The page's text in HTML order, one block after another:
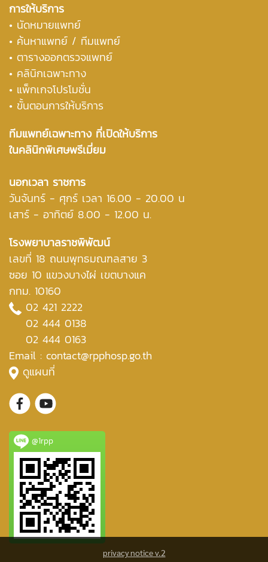
การให้บริการ
• นัดหมายแพทย์
• ค้นหาแพทย์ / ทีมแพทย์
• ตารางออกตรวจแพทย์
• คลินิกเฉพาะทาง
• แพ็กเกจโปรโมชั่น
• ขั้นตอนการให้บริการ
ทีมแพทย์เฉพาะทาง ที่เปิดให้บริการ
ในคลินิกพิเศษพรีเมี่ยม
นอกเวลา ราชการ
วันจันทร์ - ศุกร์ เวลา 16.00 - 20.00 น
เสาร์ - อาทิตย์ 8.00 - 12.00 น.
โรงพยาบาลราชพิพัฒน์
เลขที่ 18 ถนนพุทธมณฑลสาย 3
ซอย 10 แขวงบางไผ่ เขตบางแค
กทม. 10160
02 421 2222
02 444 0138
02 444 0163
Email : contact@rpphosp.go.th
ดูแผนที่
@1rpp
privacy notice v.2